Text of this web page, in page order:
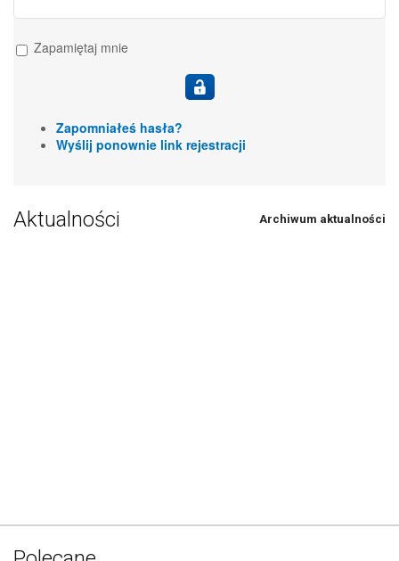
Zapamiętaj mnie
Zapomniałeś hasła?
Wyślij ponownie link rejestracji
Aktualności Archiwum aktualności